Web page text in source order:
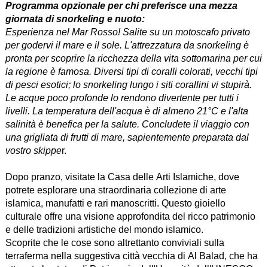
Programma opzionale per chi preferisce una mezza
giornata di snorkeling e nuoto:
Esperienza nel Mar Rosso! Salite su un motoscafo privato
per godervi il mare e il sole. L'attrezzatura da snorkeling è
pronta per scoprire la ricchezza della vita sottomarina per cui
la regione è famosa. Diversi tipi di coralli colorati, vecchi tipi
di pesci esotici; lo snorkeling lungo i siti corallini vi stupirà.
Le acque poco profonde lo rendono divertente per tutti i
livelli. La temperatura dell'acqua è di almeno 21°C e l'alta
salinità è benefica per la salute. Concludete il viaggio con
una grigliata di frutti di mare, sapientemente preparata dal
vostro skipper.
Dopo pranzo, visitate la Casa delle Arti Islamiche, dove
potrete esplorare una straordinaria collezione di arte
islamica, manufatti e rari manoscritti. Questo gioiello
culturale offre una visione approfondita del ricco patrimonio
e delle tradizioni artistiche del mondo islamico.
Scoprite che le cose sono altrettanto conviviali sulla
terraferma nella suggestiva città vecchia di Al Balad, che ha